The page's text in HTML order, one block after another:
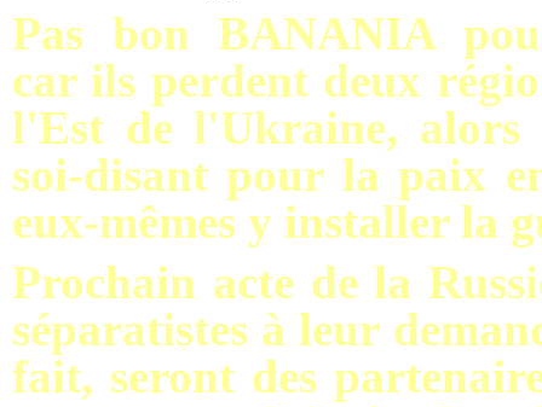
Pas bon BANANIA
car ils perdent deux
l'Est de l'Ukraine, alors
soi-disant pour la paix
eux-mêmes y installer la
Prochain acte de la
séparatistes à leur
fait, seront des